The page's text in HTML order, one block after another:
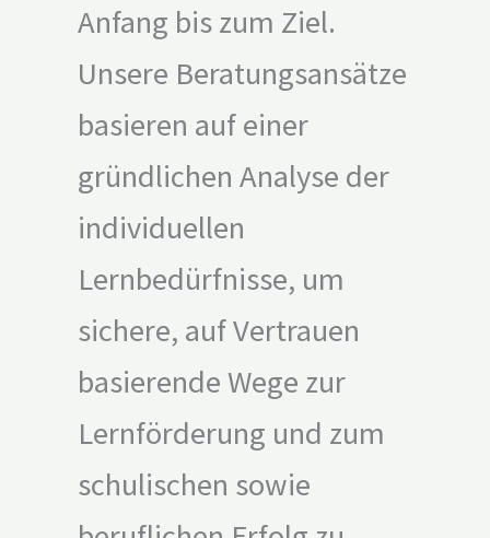
Anfang bis zum Ziel.
Unsere Beratungsansätze
basieren auf einer
gründlichen Analyse der
individuellen
Lernbedürfnisse, um
sichere, auf Vertrauen
basierende Wege zur
Lernförderung und zum
schulischen sowie